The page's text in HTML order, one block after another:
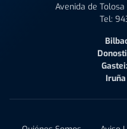
Avenida de
Tel:
Iruña